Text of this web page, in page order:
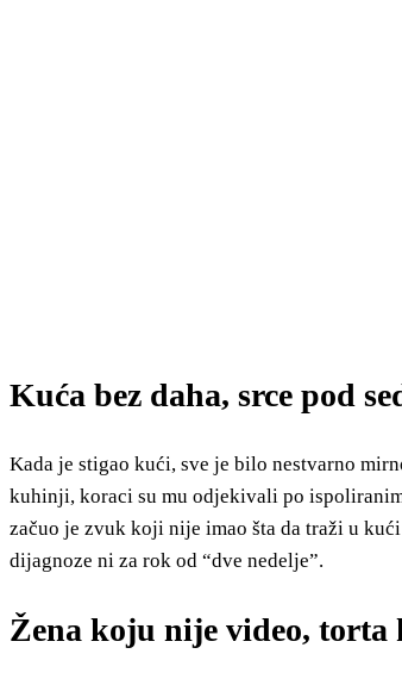
Kuća bez daha, srce pod
Kada je stigao kući, sve je bilo nestvarno
kuhinji, koraci su mu odjekivali po
začuo je zvuk koji nije imao šta da traži u
dijagnoze ni za rok od “dve nedelje”.
Žena koju nije video, torta